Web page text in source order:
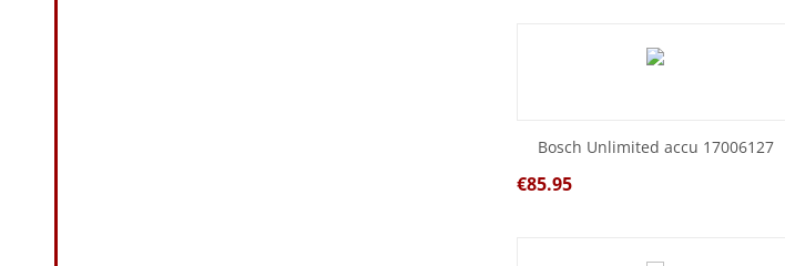
Bosch Unlimited accu 17006127
€85.95